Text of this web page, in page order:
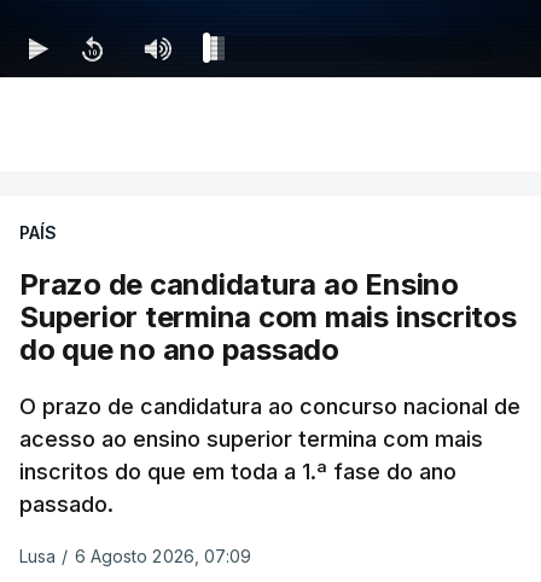
PAÍS
Prazo de candidatura ao Ensino
Superior termina com mais inscritos
do que no ano passado
O prazo de candidatura ao concurso nacional de
acesso ao ensino superior termina com mais
inscritos do que em toda a 1.ª fase do ano
passado.
Lusa / 6 Agosto 2026, 07:09